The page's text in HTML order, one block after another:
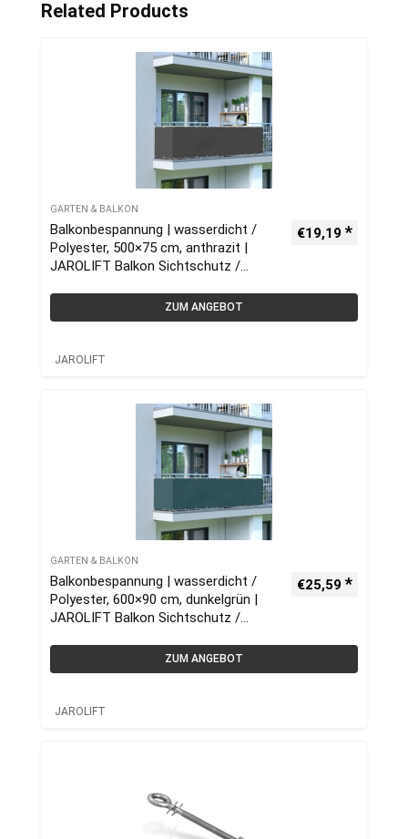
Related Products
GARTEN & BALKON
Balkonbespannung | wasserdicht /
Polyester, 500×75 cm, anthrazit |
JAROLIFT Balkon Sichtschutz /
€19,19
ZUM ANGEBOT
JAROLIFT
GARTEN & BALKON
Balkonbespannung | wasserdicht /
Polyester, 600×90 cm, dunkelgrün |
JAROLIFT Balkon Sichtschutz /
€25,59
ZUM ANGEBOT
JAROLIFT